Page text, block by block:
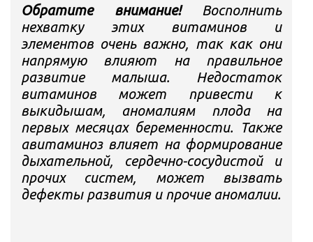
Обратите внимание!Восполнить
нехватку этих витаминов и
элементов очень важно, так как они
напрямую влияют на правильное
развитие малыша. Недостаток
витаминов может привести к
выкидышам, аномалиям плода на
первых месяцах беременности. Также
авитаминоз влияет на формирование
дыхательной, сердечно-сосудистой и
прочих систем, может вызвать
дефекты развития и прочие аномалии.